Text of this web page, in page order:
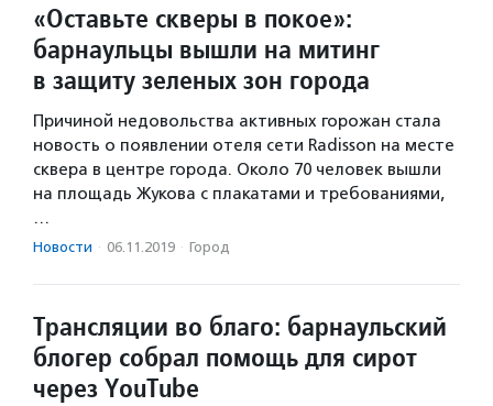
«Оставьте скверы в покое»:
барнаульцы вышли на митинг
в защиту зеленых зон города
Причиной недовольства активных горожан стала
новость о появлении отеля сети Radisson на месте
сквера в центре города. Около 70 человек вышли
на площадь Жукова с плакатами и требованиями,
…
Новости · 06.11.2019 · Город
Трансляции во благо: барнаульский
блогер собрал помощь для сирот
через YouTube